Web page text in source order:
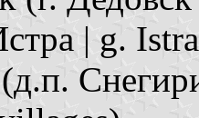
| g.